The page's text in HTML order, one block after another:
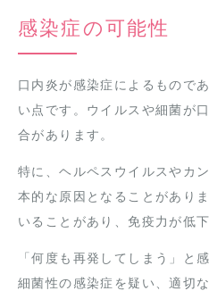
感染症の可能性
口内炎が感染症によるもので
い点です。ウイルスや細菌が
合があります。
特に、ヘルペスウイルスやカ
本的な原因となることがあり
いることがあり、免疫力が低
「何度も再発してしまう」と
細菌性の感染症を疑い、適切